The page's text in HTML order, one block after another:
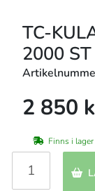
TC-
2000 ST
2 850
Finns i lager